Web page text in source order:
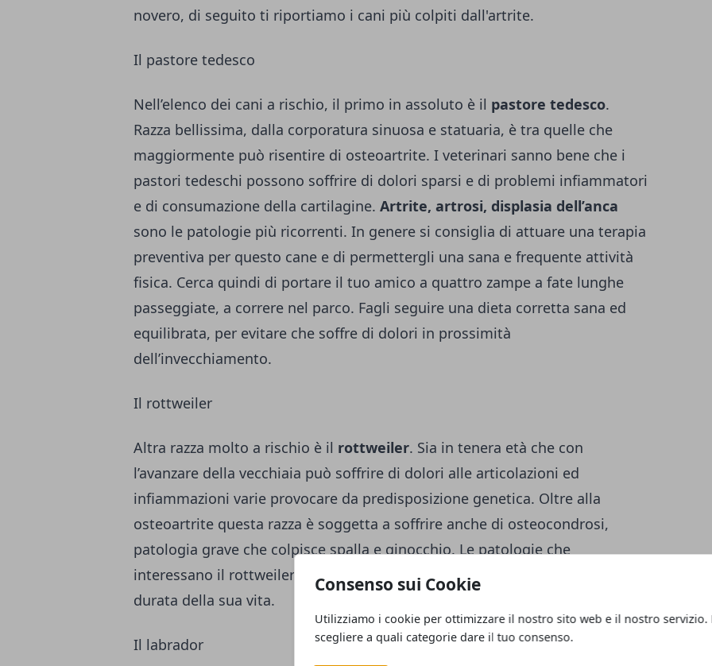
Consenso sui Cookie
Utilizziamo i cookie per ottimizzare il nostro sito web e il nostro servizio.
scegliere a quali categorie dare il tuo consenso.
novero, di seguito ti riportiamo i cani più colpiti dall'artrite.
Il pastore tedesco
Nell’elenco dei cani a rischio, il primo in assoluto è il pastore tedesco.
Razza bellissima, dalla corporatura sinuosa e statuaria, è tra quelle che
maggiormente può risentire di osteoartrite. I veterinari sanno bene che i
pastori tedeschi possono soffrire di dolori sparsi e di problemi infiammatori
e di consumazione della cartilagine. Artrite, artrosi, displasia dell’anca
sono le patologie più ricorrenti. In genere si consiglia di attuare una terapia
preventiva per questo cane e di permettergli una sana e frequente attività
fisica. Cerca quindi di portare il tuo amico a quattro zampe a fate lunghe
passeggiate, a correre nel parco. Fagli seguire una dieta corretta sana ed
equilibrata, per evitare che soffre di dolori in prossimità
dell’invecchiamento.
Il rottweiler
Altra razza molto a rischio è il rottweiler. Sia in tenera età che con
l’avanzare della vecchiaia può soffrire di dolori alle articolazioni ed
infiammazioni varie provocare da predisposizione genetica. Oltre alla
osteoartrite questa razza è soggetta a soffrire anche di osteocondrosi,
patologia grave che colpisce spalla e ginocchio. Le patologie che
interessano il rottweiler non solo lo fanno vivere male ma riducono anche la
durata della sua vita.
Il labrador